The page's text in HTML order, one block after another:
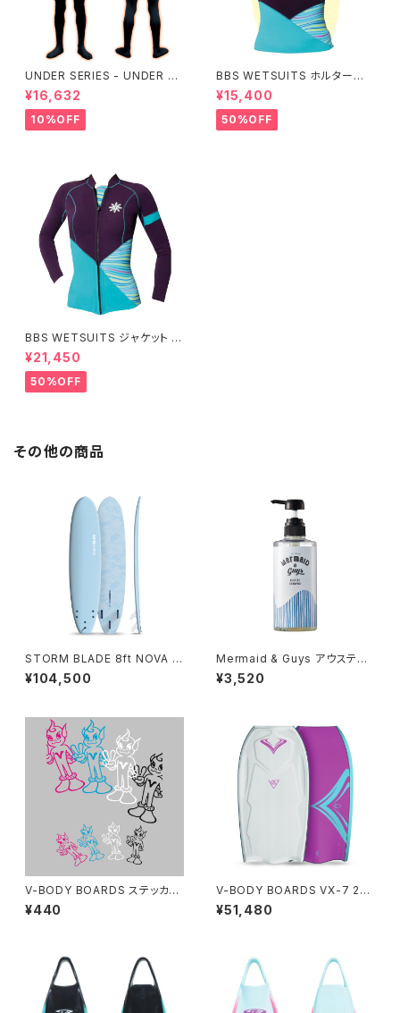
UNDER SERIES - UNDER pe
rformance ALL+即暖
¥16,632
10%OFF
BBS WETSUITS ホルターネッ
クベスト 2mm【アウトレット】
¥15,400
50%OFF
BBS WETSUITS ジャケット 2
mm【アウトレット】
¥21,450
50%OFF
その他の商品
STORM BLADE 8ft NOVA S
URFBOARD - SKY BLUE
¥104,500
Mermaid & Guys アウステア
シャンプー 500ml
¥3,520
V-BODY BOARDS ステッカー
M - Vマン
¥440
V-BODY BOARDS VX-7 202
6モデル - ホワイト
¥51,480